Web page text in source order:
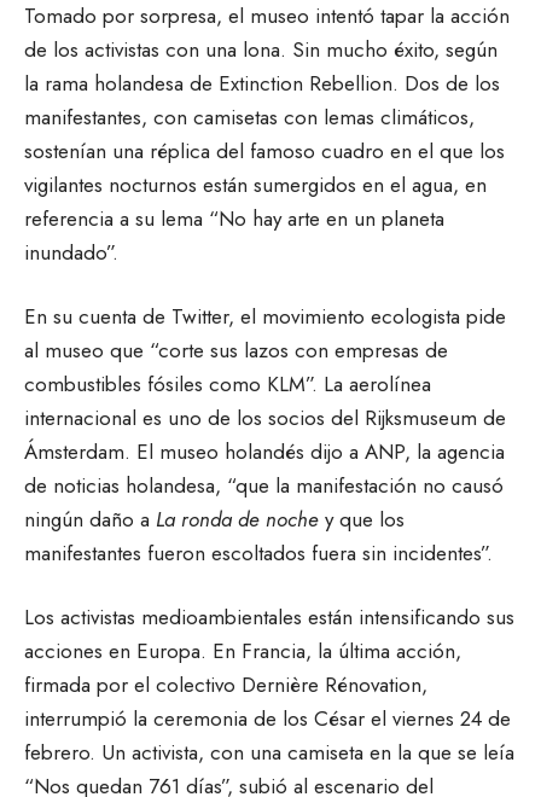
Tomado por sorpresa, el museo intentó tapar la acción
de los activistas con una lona. Sin mucho éxito, según
la rama holandesa de Extinction Rebellion. Dos de los
manifestantes, con camisetas con lemas climáticos,
sostenían una réplica del famoso cuadro en el que los
vigilantes nocturnos están sumergidos en el agua, en
referencia a su lema “No hay arte en un planeta
inundado”.
En su cuenta de Twitter, el movimiento ecologista pide
al museo que “corte sus lazos con empresas de
combustibles fósiles como KLM”. La aerolínea
internacional es uno de los socios del Rijksmuseum de
Ámsterdam. El museo holandés dijo a ANP, la agencia
de noticias holandesa, “que la manifestación no causó
ningún daño a La ronda de noche y que los
manifestantes fueron escoltados fuera sin incidentes”.
Los activistas medioambientales están intensificando sus
acciones en Europa. En Francia, la última acción,
firmada por el colectivo Dernière Rénovation,
interrumpió la ceremonia de los César el viernes 24 de
febrero. Un activista, con una camiseta en la que se leía
“Nos quedan 761 días”, subió al escenario del